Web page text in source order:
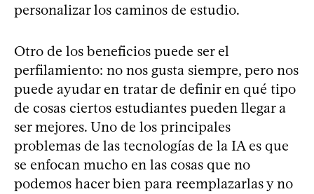
personalizar los caminos de estudio.
Otro de los beneficios puede ser el
perfilamiento: no nos gusta siempre, pero nos
puede ayudar en tratar de definir en qué tipo
de cosas ciertos estudiantes pueden llegar a
ser mejores. Uno de los principales
problemas de las tecnologías de la IA es que
se enfocan mucho en las cosas que no
podemos hacer bien para reemplazarlas y no